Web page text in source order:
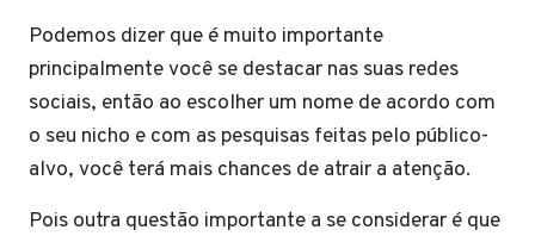
Podemos dizer que é muito importante
principalmente você se destacar nas suas redes
sociais, então ao escolher um nome de acordo com
o seu nicho e com as pesquisas feitas pelo público-
alvo, você terá mais chances de atrair a atenção.
Pois outra questão importante a se considerar é que